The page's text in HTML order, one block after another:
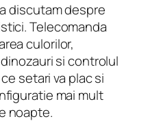
discutam despre
Telecomanda
culorilor,
si controlul
setari va plac si
mai mult
noapte.